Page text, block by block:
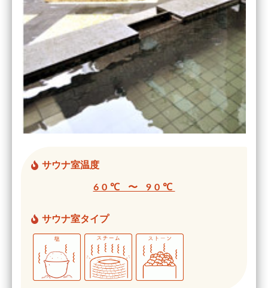
サウナ室温度
60℃ 〜 90℃
サウナ室タイプ